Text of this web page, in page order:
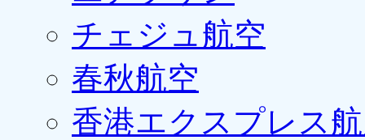
チェジュ航空
春秋航空
香港エクスプレス